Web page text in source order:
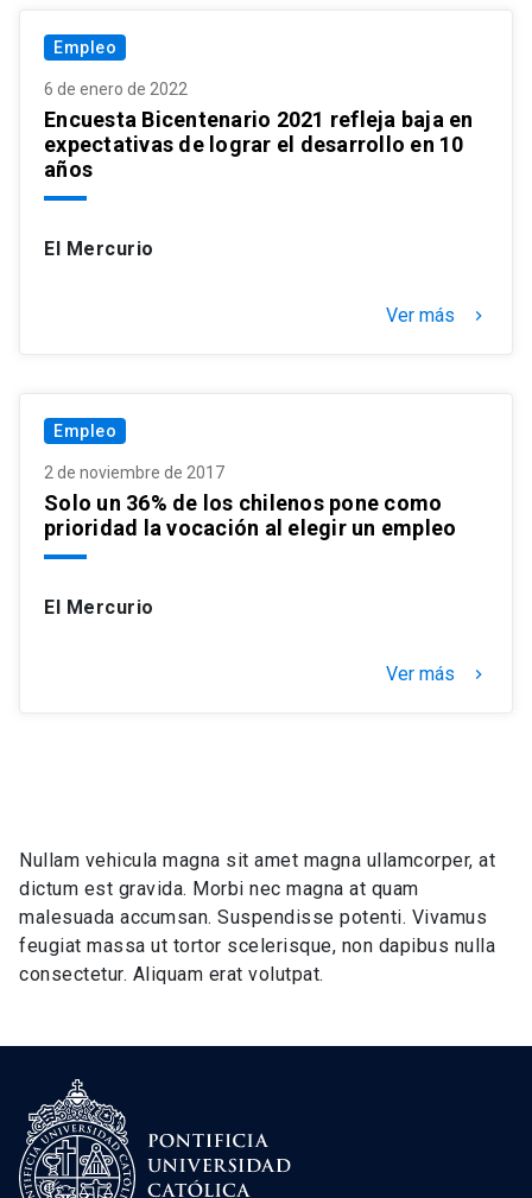
Empleo
6 de enero de 2022
Encuesta Bicentenario 2021 refleja baja en
expectativas de lograr el desarrollo en 10
años
El Mercurio
Ver más keyboard_arrow_right
Empleo
2 de noviembre de 2017
Solo un 36% de los chilenos pone como
prioridad la vocación al elegir un empleo
El Mercurio
Ver más keyboard_arrow_right
Nullam vehicula magna sit amet magna ullamcorper, at
dictum est gravida. Morbi nec magna at quam
malesuada accumsan. Suspendisse potenti. Vivamus
feugiat massa ut tortor scelerisque, non dapibus nulla
consectetur. Aliquam erat volutpat.